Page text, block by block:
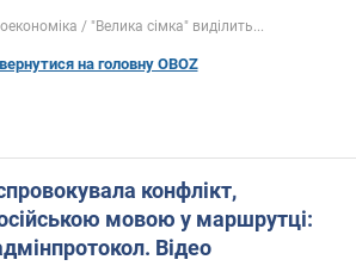
"Велика сімка" виділить...
на головну OBOZ
конфлікт,
мовою у маршрутці:
Відео